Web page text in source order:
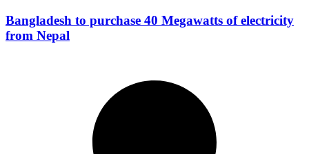
Bangladesh to purchase 40 Megawatts of electricity
from Nepal